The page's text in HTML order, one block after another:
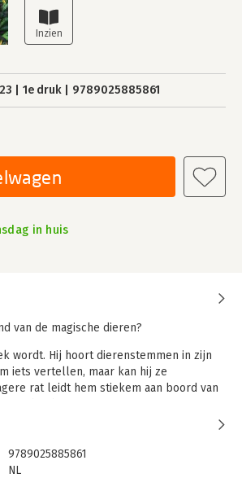
1e druk 9789025885861
in huis
van de magische dieren?
wordt. Hij hoort dierenstemmen in zijn
iets vertellen, maar kan hij ze
rat leidt hem stiekem aan boord van
naar het geheime eiland van
Daar blijkt dat Noël een groot talent heeft
daarmee leren omgaan. Een vogelspin
maken hem wegwijs. Maar er zijn
9789025885861
NL